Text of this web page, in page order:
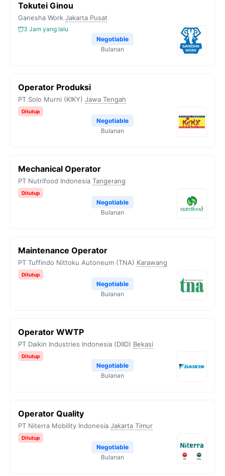
Tokutei Ginou
Ganesha Work Jakarta Pusat
3 Jam yang lalu
Negotiable
Bulanan
Operator Produksi
PT Solo Murni (KIKY) Jawa Tengah
Ditutup
Negotiable
Bulanan
Mechanical Operator
PT Nutrifood Indonesia Tangerang
Ditutup
Negotiable
Bulanan
Maintenance Operator
PT Tuffindo Nittoku Autoneum (TNA) Karawang
Ditutup
Negotiable
Bulanan
Operator WWTP
PT Daikin Industries Indonesia (DIID) Bekasi
Ditutup
Negotiable
Bulanan
Operator Quality
PT Niterra Mobility Indonesia Jakarta Timur
Ditutup
Negotiable
Bulanan